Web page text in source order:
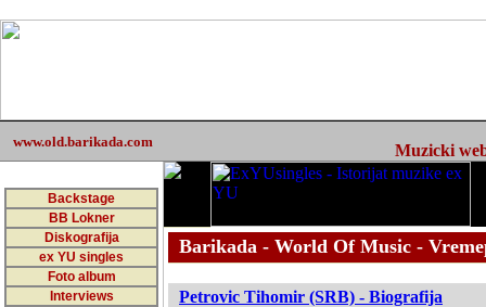
www.old.barikada.com Muzicki
Backstage
BB Lokner
Diskografija
ex YU singles
Foto album
Interviews
Barikada - World Of Music -
Petrovic Tihomir (SRB) - Biografija